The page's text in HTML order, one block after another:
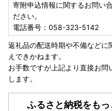
寄附申込情報に関するお問い
ださい。
電話番号：058-323-5142
返礼品の配送時期や不備など
えできかねます。
お手数ですが上記より直接お
します。
ふるさと納税をも